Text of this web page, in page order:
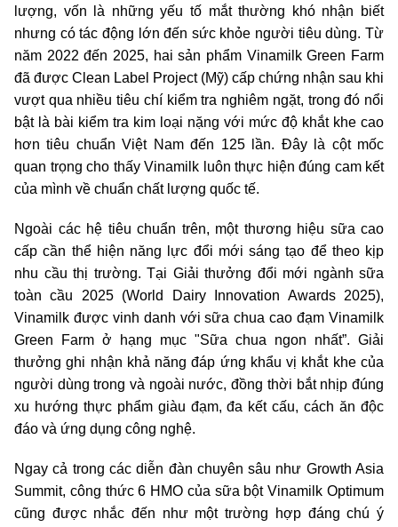
lượng, vốn là những yếu tố mắt thường khó nhận biết
nhưng có tác động lớn đến sức khỏe người tiêu dùng. Từ
năm 2022 đến 2025, hai sản phẩm Vinamilk Green Farm
đã được Clean Label Project (Mỹ) cấp chứng nhận sau khi
vượt qua nhiều tiêu chí kiểm tra nghiêm ngặt, trong đó nổi
bật là bài kiểm tra kim loại nặng với mức độ khắt khe cao
hơn tiêu chuẩn Việt Nam đến 125 lần. Đây là cột mốc
quan trọng cho thấy Vinamilk luôn thực hiện đúng cam kết
của mình về chuẩn chất lượng quốc tế.
Ngoài các hệ tiêu chuẩn trên, một thương hiệu sữa cao
cấp cần thể hiện năng lực đổi mới sáng tạo để theo kịp
nhu cầu thị trường. Tại Giải thưởng đổi mới ngành sữa
toàn cầu 2025 (World Dairy Innovation Awards 2025),
Vinamilk được vinh danh với sữa chua cao đạm Vinamilk
Green Farm ở hạng mục "Sữa chua ngon nhất”. Giải
thưởng ghi nhận khả năng đáp ứng khẩu vị khắt khe của
người dùng trong và ngoài nước, đồng thời bắt nhịp đúng
xu hướng thực phẩm giàu đạm, đa kết cấu, cách ăn độc
đáo và ứng dụng công nghệ.
Ngay cả trong các diễn đàn chuyên sâu như Growth Asia
Summit, công thức 6 HMO của sữa bột Vinamilk Optimum
cũng được nhắc đến như một trường hợp đáng chú ý